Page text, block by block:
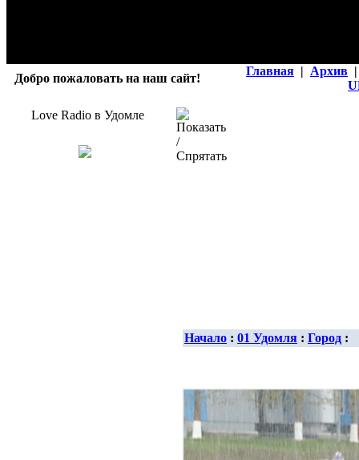
Добро пожаловать на наш сайт!
Главная | Архив |
Love Radio в Удомле
Начало : 01 Удомля : Город :